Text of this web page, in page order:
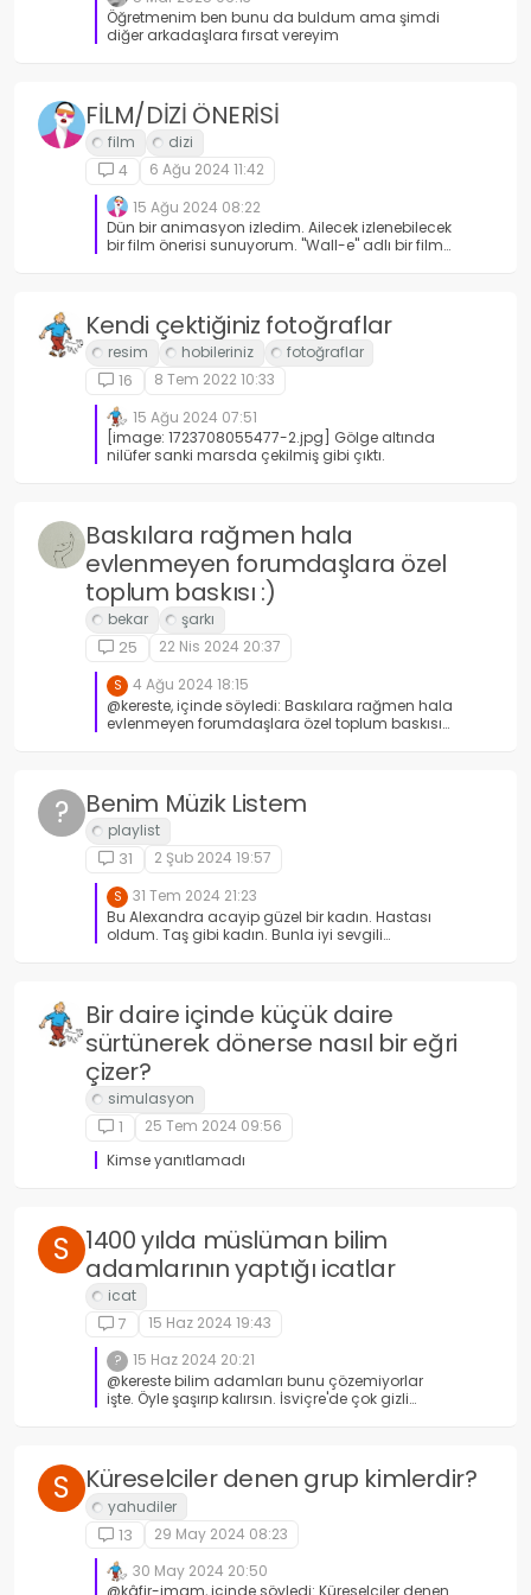
Öğretmenim ben bunu da buldum ama şimdi
diğer arkadaşlara fırsat vereyim
FİLM/DİZİ ÖNERİSİ
4
6 Ağu 2024 11:42
15 Ağu 2024 08:22
Dün bir animasyon izledim. Ailecek izlenebilecek
bir film önerisi sunuyorum. ''Wall-e'' adlı bir film.
geri dönüşüm, insanlık, doğayı koruma gibi
terimleri barındırıyor. İzlerken yer yer saf
duyguları yer yer bilinçliliği öne çıkarılıyor.
Tavsiye ediyorum.
Kendi çektiğiniz fotoğraflar
16
8 Tem 2022 10:33
15 Ağu 2024 07:51
[image: 1723708055477-2.jpg] Gölge altında
nilüfer sanki marsda çekilmiş gibi çıktı.
Baskılara rağmen hala
evlenmeyen forumdaşlara özel
toplum baskısı :)
25 22 Nis 2024 20:37
S
4 Ağu 2024 18:15
@kereste, içinde söyledi: Baskılara rağmen hala
evlenmeyen forumdaşlara özel toplum baskısı
@kereste Bende senin gibi yapıyorum. Bunu
sana da tavsiye ederim @Kafir İmam. Buraları
okuyorsan, kendini sevgili yap, hayatın tadını
çıkar. Hayat kısa.
? Benim Müzik Listem
31 2 Şub 2024 19:57
S
31 Tem 2024 21:23
Bu Alexandra acayip güzel bir kadın. Hastası
oldum. Taş gibi kadın. Bunla iyi sevgili
Bir daire içinde küçük daire
sürtünerek dönerse nasıl bir eğri
çizer?
1
25 Tem 2024 09:56
Kimse yanıtlamadı
S 1400 yılda müslüman bilim
adamlarının yaptığı icatlar
7 15 Haz 2024 19:43
?
15 Haz 2024 20:21
@kereste bilim adamları bunu çözemiyorlar
işte. Öyle şaşırıp kalırsın. İsviçre'de çok gizli
üzerinde ne sinsi planlar yapılıyor. Bana da bu
konuyu gizli müslüman olmuş İsviçreli bir
profesör söyledi. Oradan biliyorum
S Küreselciler denen grup kimlerdir?
13
29 May 2024 08:23
30 May 2024 20:50